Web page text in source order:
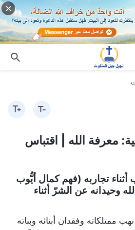
معرفة الله | اقتباس
أثناء تجاربه (فهم كمال أيُّوب
وحيدانه عن الشرّ أثناء
ممتلكاته وفقدان أبنائه وبناته